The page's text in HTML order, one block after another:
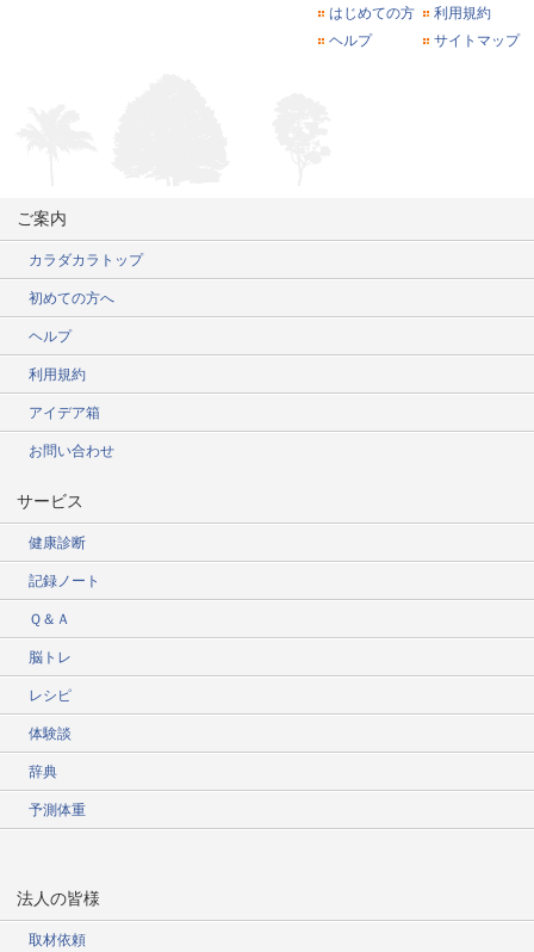
はじめての方
利用規約
ヘルプ
サイトマップ
ご案内
カラダカラトップ
初めての方へ
ヘルプ
利用規約
アイデア箱
お問い合わせ
サービス
健康診断
記録ノート
Ｑ＆Ａ
脳トレ
レシピ
体験談
辞典
予測体重
法人の皆様
取材依頼